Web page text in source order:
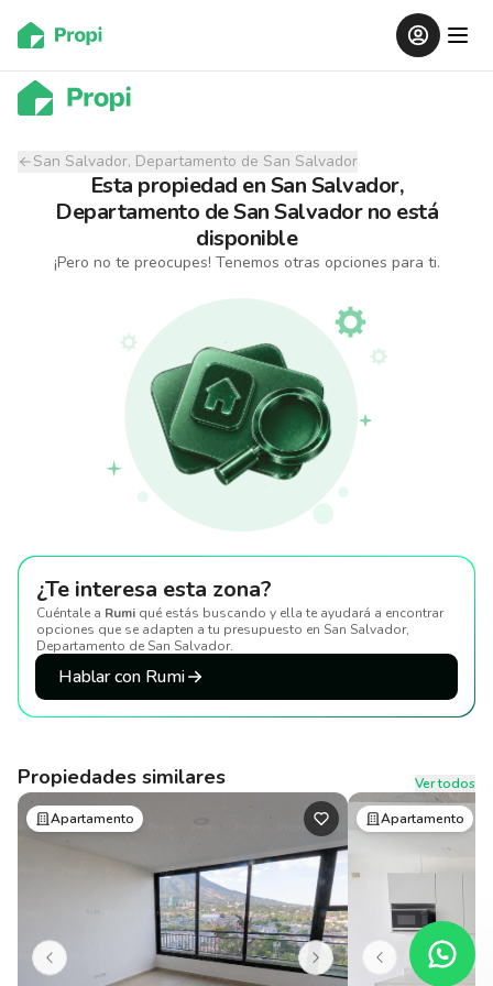
San Salvador, Departamento de San Salvador
Esta propiedad enSan Salvador,
Departamento de San Salvador no está
disponible
¡Pero no te preocupes! Tenemos otras opciones para ti.
¿Te interesa esta zona?
Cuéntale a Rumi qué estás buscando y ella te ayudará a encontrar
opciones que se adapten a tu presupuesto en San Salvador,
Departamento de San Salvador.
Hablar con Rumi
Propiedades similares
Ver todos
Apartamento
Apartamento